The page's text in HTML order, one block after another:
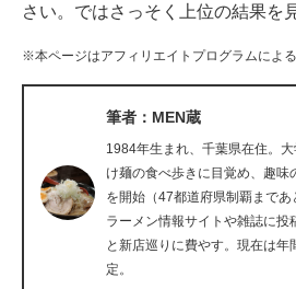
進化するPCとデバイスの未来
ビジネスと働き方のヒント
AI活用のいまが分かる
企業ITのトレンドを詳説
さい。ではさっそく上位の結果を
※本ページはアフィリエイトプログラムによ
筆者：MEN蔵
1984年生まれ、千葉県在住。
け麺の食べ歩きに目覚め、趣味
を開始（47都道府県制覇まで
ラーメン情報サイトや雑誌に投
と新店巡りに費やす。現在は
定。